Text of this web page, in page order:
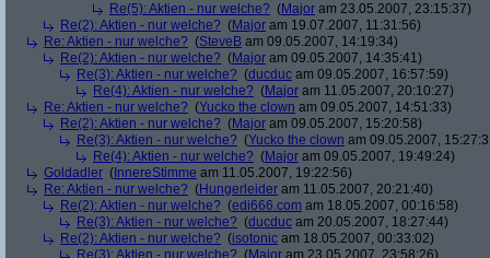
Re(5): Aktien - nur welche? (Major am 23.05.2007, 23:15:37)
Re(2): Aktien - nur welche? (Major am 19.07.2007, 11:31:56)
Re: Aktien - nur welche? (SteveB am 09.05.2007, 14:19:34)
Re(2): Aktien - nur welche? (Major am 09.05.2007, 14:35:41)
Re(3): Aktien - nur welche? (ducduc am 09.05.2007, 16:57:59)
Re(4): Aktien - nur welche? (Major am 11.05.2007, 20:10:27)
Re: Aktien - nur welche? (Yucko the clown am 09.05.2007, 14:51:33)
Re(2): Aktien - nur welche? (Major am 09.05.2007, 15:20:58)
Re(3): Aktien - nur welche? (Yucko the clown am 09.05.2007,
Re(4): Aktien - nur welche? (Major am 09.05.2007, 19:49:24)
Goldadler ( InnereStimme am 11.05.2007, 19:22:56)
Re: Aktien - nur welche? (Hungerleider am 11.05.2007, 20:21:40)
Re(2): Aktien - nur welche? (edi666.com am 18.05.2007, 00:16:58)
Re(3): Aktien - nur welche? (ducduc am 20.05.2007, 18:27:44)
Re(2): Aktien - nur welche? (isotonic am 18.05.2007, 00:33:02)
Re(3): Aktien - nur welche? (Major am 23.05.2007, 23:58:26)